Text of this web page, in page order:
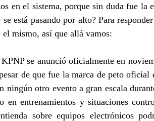
en el sistema, porque sin duda fue la
está pasando por alto? Para
el mismo, así que allá vamos:
se anunció oficialmente en
de que fue la marca de peto
ningún otro evento a gran escala
en entrenamientos y situaciones
sobre equipos electrónicos